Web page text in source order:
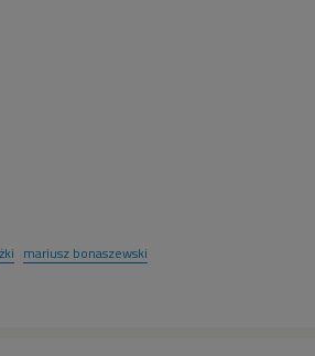
mariusz bonaszewski